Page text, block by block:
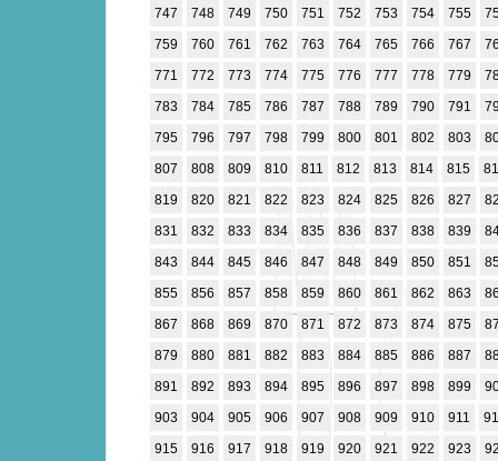
747
748 749 750 751 752 753 754 755
759
760 761 762 763 764 765 766 767
771
772 773 774 775 776 777 778 779
783
784 785 786 787 788 789 790 791
795
796 797 798 799 800 801 802 803
807
808 809 810 811 812 813 814 815
819
820 821 822 823 824 825 826 827
831
832 833 834 835 836 837 838 839
843
844 845 846 847 848 849 850 851
855
856 857 858 859 860 861 862 863
867
868 869 870 871 872 873 874 875
879
880 881 882 883 884 885 886 887
891
892 893 894 895 896 897 898 899
903
904 905 906 907 908 909 910 911
915
916 917 918 919 920 921 922 923